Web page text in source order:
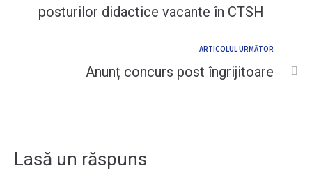
posturilor didactice vacante în CTSH
ARTICOLUL URMĂTOR
Anunț concurs post îngrijitoare
Lasă un răspuns